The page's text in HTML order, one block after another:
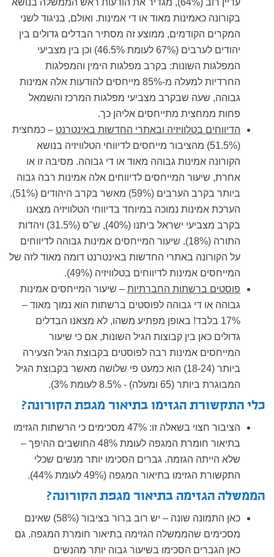
בקורונה כאמינות מאוד או די אמינות. ואולם, בניגוד לשני
המקרים הקודמים, ממוצע זה מסתיר הבדלים גדולים בין
יהודים לערבים (67% לעומת 46.5%) וכן בין מצביעי
המפלגות השונות: בקרב מפלגות הימין והמפלגות
החרדיות למעלה מ-85% מייחסים להודעות אלה אמינות
גבוהה, שעה שבקרב מצביעי מפלגות המרכז והשמאל
פחות ממחצית מתייחסים אליהן כך.
הדיווחים בטלוויזיה ובאתרי החדשות באינטרנט – כמחצית
(51.5%) מהציבור מייחסים לדיווחי הטלוויזיה בנושא
הקורונה אמינות גבוהה מאוד או די גבוהה. מסיבה זו או
אחרת, שיעור המייחסים לדיווחים אלה אמינות רבה גבוה
ביותר בקרב הערבים (59%) מאשר בקרב היהודים (51%).
הערכת אמינות נמוכה במיוחד בדיווחי הטלוויזיה מצאנו
בקרב מצביעי ישראל ביתנו (40%), ש"ס (31.5%) ויהדות
התורה (18%). שיעור המייחסים אמינות גבוהה לדיווחים
על הקורונה באתרי החדשות באינטרנט דומה מאוד לזה של
המייחסים אמינות לדיווחים בטלוויזיה (49%).
פוסטים ברשתות החברתיות – שיעור המייחסים אמינות
גבוהה או די גבוהה לפוסטים ברשתות הוא נמוך מאוד –
17% בלבד! באופן מפתיע משהו, לא מצאנו הבדלים
גדולים כאן בין קבוצות הגיל השונות, אם כי שיעור
המייחסים אמינות רבה לפוסטים בקבוצת הגיל הצעירה
ביותר (18-24) הוא כמעט פי שלושה מאשר בקבוצת הגיל
המבוגרת ביותר (65 ומעלה) - 8.5% לעומת 3%).
כלי התקשורת הגזימו בתיאור מגפת הקורונה?
הציבור חצוי בשאלה זו: 47% מסכימים כי הרשתות הגזימו
בתיאור חומרת המגפה לעומת 48% החושבים ההיפך –
שלא הייתה הגזמה. גברים הסכימו יותר מנשים שכלי
התקשורת הגזימו בתיאור המגפה (49% לעומת 44%).
הממשלה הגזימה בתיאור מגפת הקורונה?
כאן התמונה שונה – יש רוב ברור בציבור (58%) שאינם
מסכימים שהממשלה הגזימה בתיאור חומרת המגפה. גם
כאן הגברים הסכימו בשיעור גבוה יותר מהנשים